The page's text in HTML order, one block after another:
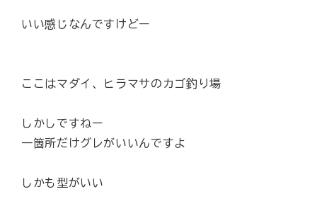
いい感じなんですけどー
ここはマダイ、ヒラマサのカゴ釣り場
しかしですねー
一箇所だけグレがいいんですよ
しかも型がいい